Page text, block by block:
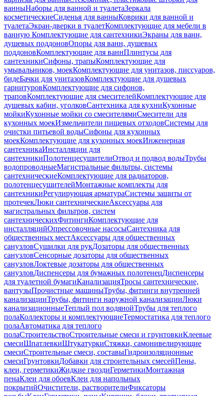
ванныНаборы для ванной и туалетаЗеркала
косметическиеСиденья для ванныКоврики для ванной и
туалетаЭкран-дверки в туалетКомплектующие для мебели в
ванную Комплектующие для сантехникиЭкраны для ванн,
душевых поддоновОпоры для ванн, душевых
поддоновКомплектующие для ваннПлинтусы для
сантехникиСифоны, трапыКомплектующие для
умывальников, моекКомплектующие для унитазов, писсуаров,
бидеБачки для унитазовКомплектующие для душевых
гарнитуровКомплектующие для сифонов,
траповКомплектующие для смесителейКомплектующие для
душевых кабин, уголковСантехника для кухниКухонные
мойкиКухонные мойки со смесителямиСмесители для
кухонных моекИзмельчители пищевых отходовСистемы для
очистки питьевой водыСифоны для кухонных
моекКомплектующие для кухонных моекИнженерная
сантехникаИнсталляции для
сантехникиПолотенцесушителиОтвод и подвод водыТрубы
водопроводныеМагистральные фильтры, системы
сантехническиеКомплектующие для радиаторов,
полотенцесушителейМонтажные комплекты для
сантехникиРегулирующая арматураСистемы защиты от
протечекЛюки сантехническиеАксессуары для
магистральных фильтров, систем
сантехническихФитингиКомплектующие для
инсталляцийОпрессовочные насосыСантехника для
общественных местАксессуары для общественных
санузловСушилки для рукДозаторы для общественных
санузловСенсорные дозаторы для общественных
санузловЛоктевые дозаторы для общественных
санузловДиспенсеры для бумажных полотенецДиспенсеры
для туалетной бумагиКанализацияТросы сантехнические,
вантузыПрочистные машиныТрубы, фитинги внутренней
канализацииТрубы, фитинги наружной канализацииЛюки
канализационныеТеплый пол водянойТрубы для теплого
полаКоллекторы и комплектующиеТермостатика для теплого
полаАвтоматика для теплого
полаСтроительствоСтроительные смеси и грунтовкиКлеевые
смесиШпатлевкиШтукатуркиСтяжки, самонивелирующие
смесиСтроительные смеси, составыГидроизоляционные
смесиГрунтовкиДобавки для строительных смесейПены,
клеи, герметикиЖидкие гвоздиГерметикиМонтажная
пенаКлеи для обоевКлеи для напольных
покрытийОчистители, растворителиФиксаторы